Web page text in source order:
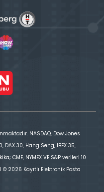
NASDAQ, Dow Jones
DAX 30, Hang Seng, IBEX 35,
CME, NYMEX VE S&P verileri 10
2026 Kayıtlı Elektronik Posta